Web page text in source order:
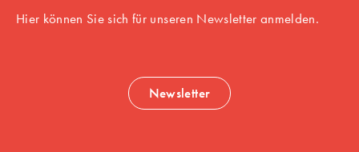
Hier können Sie sich für unseren Newsletter anmelden.
Newsletter